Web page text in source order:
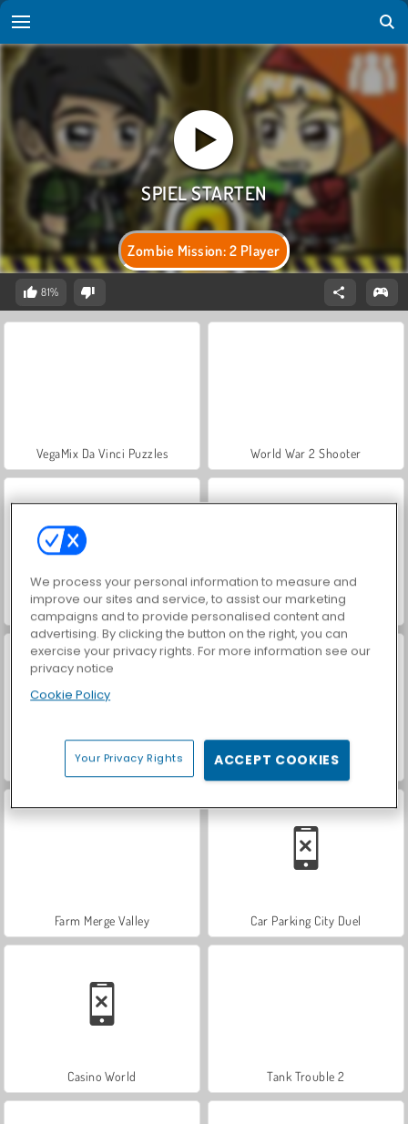
Zombie Mission: 2 Player
81%
VegaMix Da Vinci Puzzles World War 2 Shooter
Royal Story Let's Fish!
Hidden Object: Street of Secrets ASMR Makeover & Makeup Studio
Farm Merge Valley Car Parking City Duel
Casino World Tank Trouble 2
We process your personal information to measure and
improve our sites and service, to assist our marketing
campaigns and to provide personalised content and
advertising. By clicking the button on the right, you can
exercise your privacy rights. For more information see our
privacy notice
Cookie Policy
Your Privacy Rights ACCEPT COOKIES